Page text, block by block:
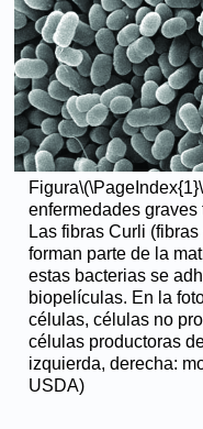
Figura
enfermedades
Las fibras Curli
forman parte de la
estas bacterias se
biopelículas. En la
células, células no
células productoras
izquierda, derecha:
USDA)